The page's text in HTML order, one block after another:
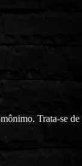
Trata-se de